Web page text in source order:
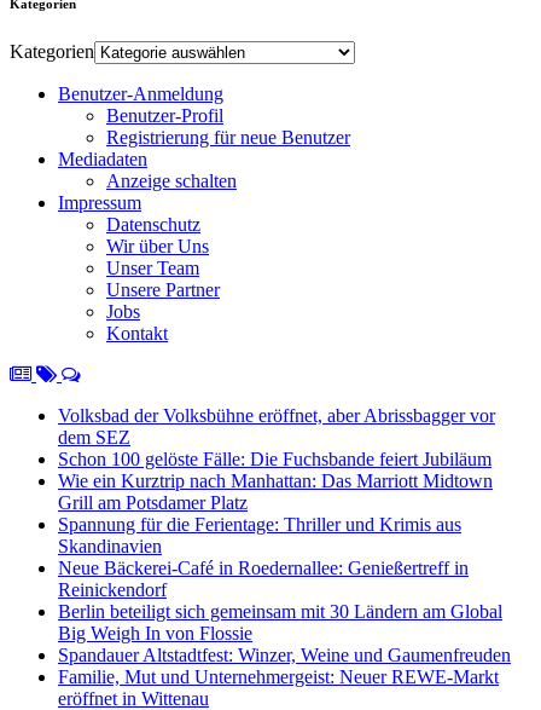
Kategorien
Kategorien
Benutzer-Anmeldung
Benutzer-Profil
Registrierung für neue Benutzer
Mediadaten
Anzeige schalten
Impressum
Datenschutz
Wir über Uns
Unser Team
Unsere Partner
Jobs
Kontakt
Volksbad der Volksbühne eröffnet, aber Abrissbagger vor
dem SEZ
Schon 100 gelöste Fälle: Die Fuchsbande feiert Jubiläum
Wie ein Kurztrip nach Manhattan: Das Marriott Midtown
Grill am Potsdamer Platz
Spannung für die Ferientage: Thriller und Krimis aus
Skandinavien
Neue Bäckerei-Café in Roedernallee: Genießertreff in
Reinickendorf
Berlin beteiligt sich gemeinsam mit 30 Ländern am Global
Big Weigh In von Flossie
Spandauer Altstadtfest: Winzer, Weine und Gaumenfreuden
Familie, Mut und Unternehmergeist: Neuer REWE-Markt
eröffnet in Wittenau